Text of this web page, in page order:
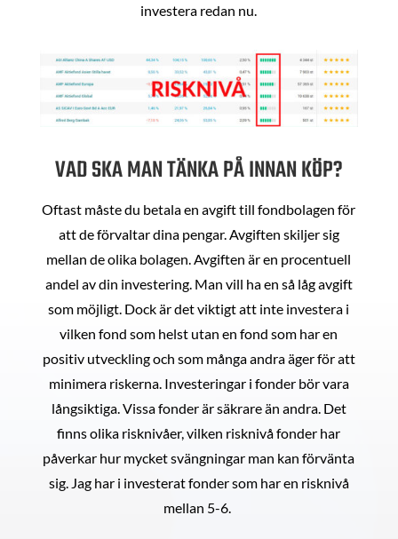
investera redan nu.
VAD SKA MAN TÄNKA PÅ INNAN KÖP?
Oftast måste du betala en avgift till fondbolagen för
att de förvaltar dina pengar. Avgiften skiljer sig
mellan de olika bolagen. Avgiften är en procentuell
andel av din investering. Man vill ha en så låg avgift
som möjligt. Dock är det viktigt att inte investera i
vilken fond som helst utan en fond som har en
positiv utveckling och som många andra äger för att
minimera riskerna. Investeringar i fonder bör vara
långsiktiga. Vissa fonder är säkrare än andra. Det
finns olika risknivåer, vilken risknivå fonder har
påverkar hur mycket svängningar man kan förvänta
sig. Jag har i investerat fonder som har en risknivå
mellan 5-6.